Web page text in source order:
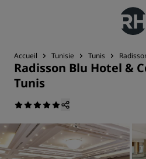
Accueil Tunisie Tunis
Radisson Blu Hotel &
Tunis